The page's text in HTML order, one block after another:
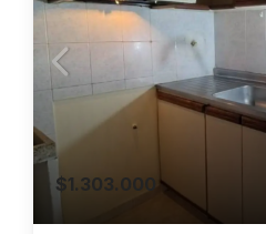
$1.303.000